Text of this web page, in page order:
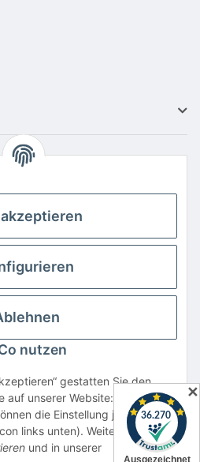
und Ladegeräten
widerrufen
Versand
sind eingetragene Warenzeichen
Sie dienen nur zur Verdeutlichung der
Produkten verschiedener Hersteller.
nutzen
gestatten Sie den
auf unserer Website: YouTube,
die Einstellung jederzeit
links unten). Weitere Details
und in unserer
✕